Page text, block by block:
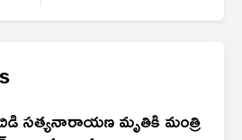
సత్యనారాయణ మృతికి మంత్రి